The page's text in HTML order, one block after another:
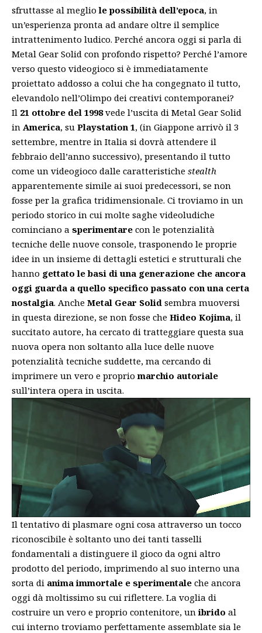
sfruttasse al megliole possibilità dell’epoca, in
un’esperienza pronta ad andare oltre il semplice
intrattenimento ludico. Perché ancora oggi si parla di
Metal Gear Solid con profondo rispetto? Perché l’amore
verso questo videogioco si è immediatamente
proiettato addosso a colui che ha congegnato il tutto,
elevandolo nell’Olimpo dei creativi contemporanei?
Il 21 ottobre del 1998vede l’uscita di Metal Gear Solid
in America, su Playstation 1, (in Giappone arrivò il 3
settembre, mentre in Italia si dovrà attendere il
febbraio dell’anno successivo), presentando il tutto
come un videogioco dalle caratteristiche stealth
apparentemente simile ai suoi predecessori, se non
fosse per la grafica tridimensionale. Ci troviamo in un
periodo storico in cui molte saghe videoludiche
cominciano a sperimentare con le potenzialità
tecniche delle nuove console, trasponendo le proprie
idee in un insieme di dettagli estetici e strutturali che
hanno gettato le basi di una generazione che ancora
oggi guarda a quello specifico passato con una certa
nostalgia. Anche Metal Gear Solid sembra muoversi
in questa direzione, se non fosse che Hideo Kojima, il
succitato autore, ha cercato di tratteggiare questa sua
nuova opera non soltanto alla luce delle nuove
potenzialità tecniche suddette, ma cercando di
imprimere un vero e propriomarchio autoriale
sull’intera opera in uscita.
Il tentativo di plasmare ogni cosa attraverso un tocco
riconoscibile è soltanto uno dei tanti tasselli
fondamentali a distinguere il gioco da ogni altro
prodotto del periodo, imprimendo al suo interno una
sorta di anima immortale e sperimentale che ancora
oggi dà moltissimo su cui riflettere. La voglia di
costruire un vero e proprio contenitore, unibrido al
cui interno troviamo perfettamente assemblate sia le